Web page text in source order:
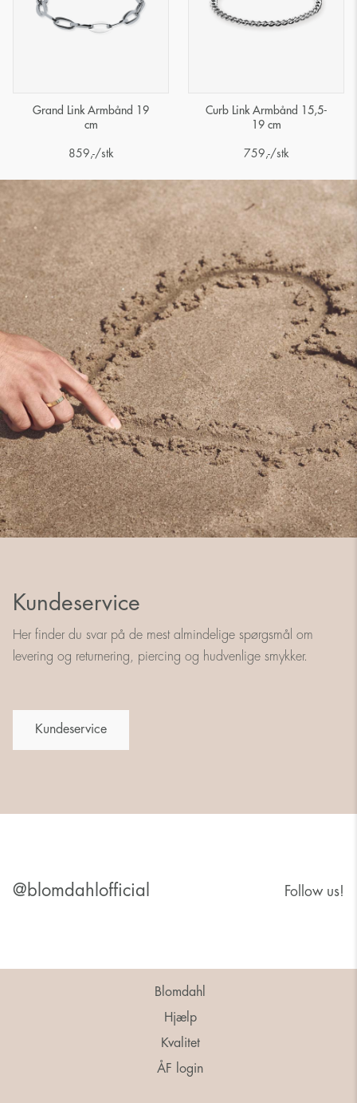
Grand Link Armbånd 19
cm
859 ,-/stk
Curb Link Armbånd 15,5-
19 cm
759 ,-/stk
Kundeservice
Her finder du svar på de mest almindelige spørgsmål om
levering og returnering, piercing og hudvenlige smykker.
Kundeservice
@blomdahlofficial Follow us!
Blomdahl
Hjælp
Kvalitet
ÅF login